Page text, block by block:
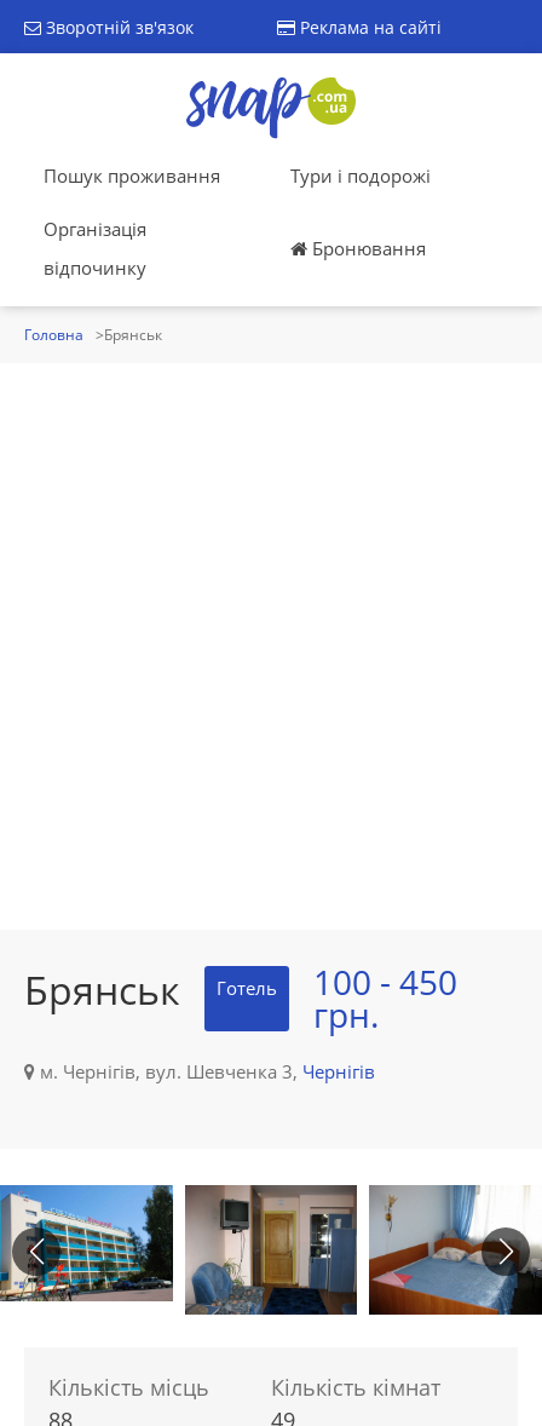
Зворотній зв'язок Реклама на сайті
Пошук проживання Тури і подорожі
Організація
відпочинку
Бронювання
Головна Брянськ
Брянськ Готель 100 - 450
грн.
м. Чернігів, вул. Шевченка 3, Чернігів
Кількість місць
Кількість кімнат